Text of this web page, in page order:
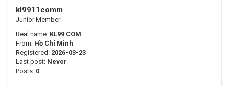
kl9911comm
Junior Member
Real name: KL99 COM
From: Hồ Chí Minh
Registered: 2026-03-23
Last post: Never
Posts: 0